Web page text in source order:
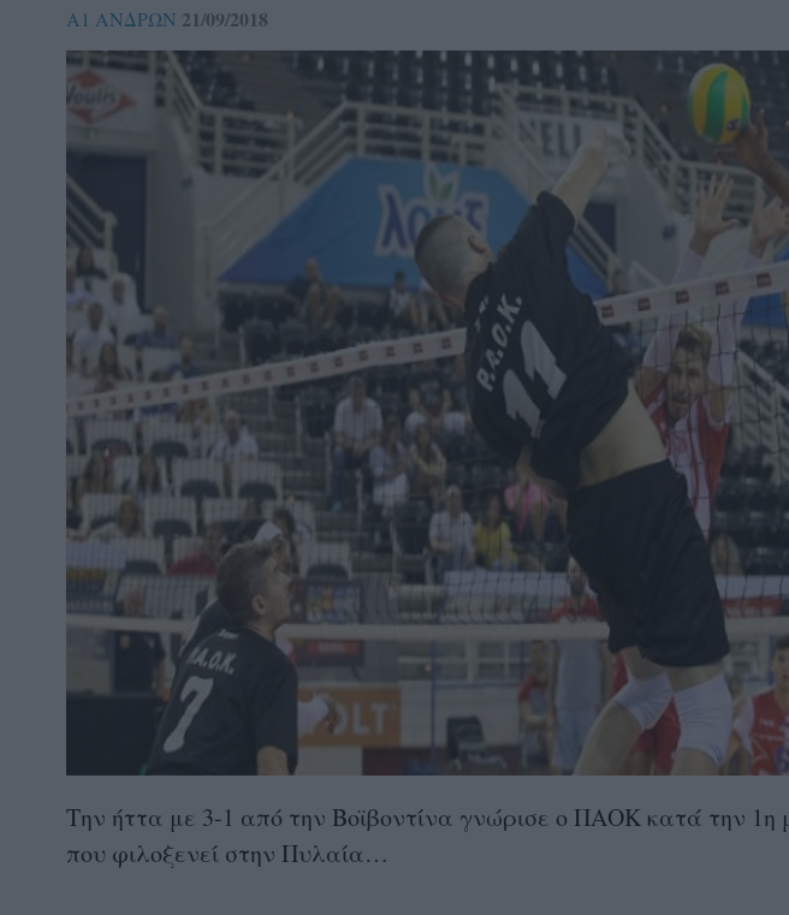
Α1 ΑΝΔΡΩΝ 21/09/2018
Την ήττα με 3-1 από την Βοϊβοντίνα γνώρισε ο ΠΑΟΚ κατά την
που φιλοξενεί στην Πυλαία…